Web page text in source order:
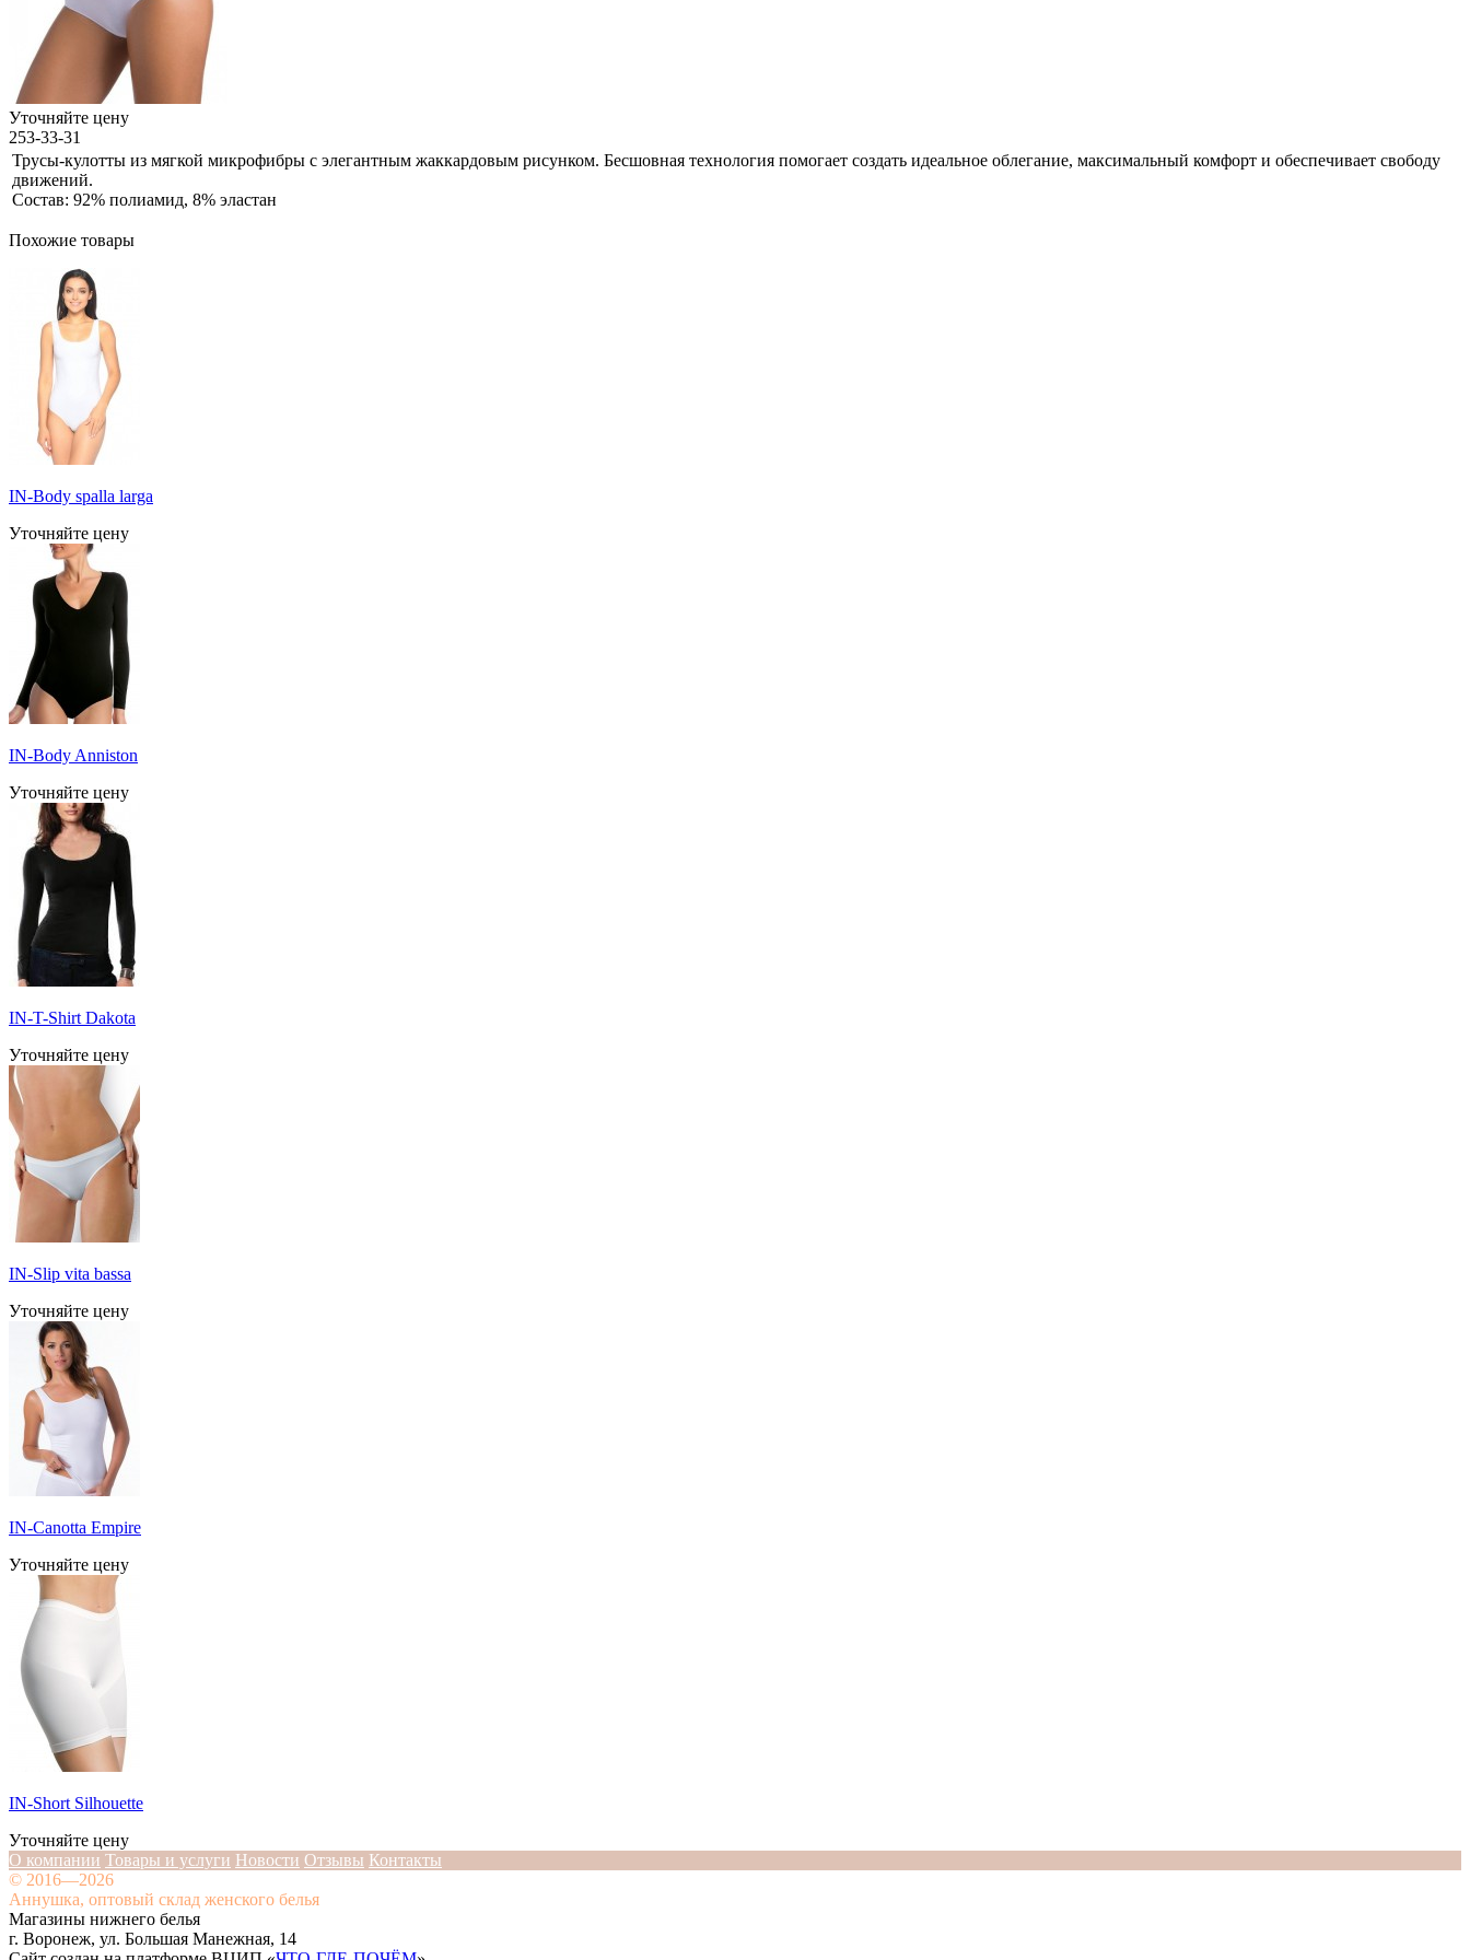
Уточняйте цену
253-33-31
Трусы-кулотты из мягкой микрофибры с элегантным жаккардовым рисунком. Бесшовная технология помогает создать идеальное облегание, максимальный комфорт и обеспечивает свободу
движений.
Состав: 92% полиамид, 8% эластан
Похожие товары
IN-Body spalla larga
Уточняйте цену
IN-Body Anniston
Уточняйте цену
IN-T-Shirt Dakota
Уточняйте цену
IN-Slip vita bassa
Уточняйте цену
IN-Canotta Empire
Уточняйте цену
IN-Short Silhouette
Уточняйте цену
О компании Товары и услуги Новости Отзывы Контакты
© 2016—2026
Аннушка, оптовый склад женского белья
Магазины нижнего белья
г. Воронеж, ул. Большая Манежная, 14